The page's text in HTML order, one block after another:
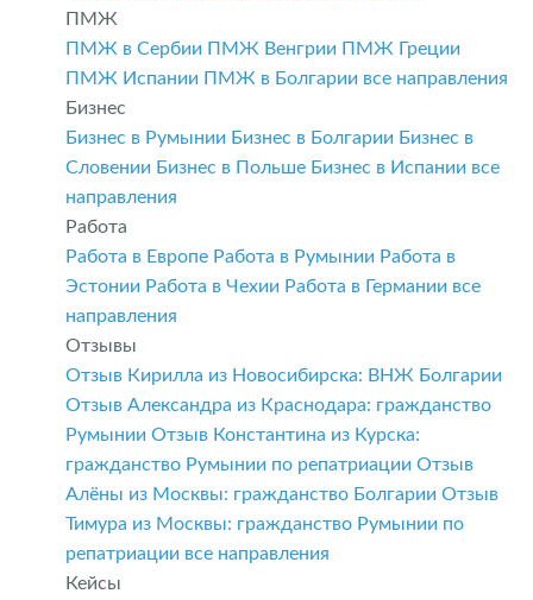
ПМЖ
ПМЖ в Сербии ПМЖ Венгрии ПМЖ Греции
ПМЖ Испании ПМЖ в Болгарии все направления
Бизнес
Бизнес в Румынии Бизнес в Болгарии Бизнес в
Словении Бизнес в Польше Бизнес в Испании все
направления
Работа
Работа в Европе Работа в Румынии Работа в
Эстонии Работа в Чехии Работа в Германии все
направления
Отзывы
Отзыв Кирилла из Новосибирска: ВНЖ Болгарии
Отзыв Александра из Краснодара: гражданство
Румынии Отзыв Константина из Курска:
гражданство Румынии по репатриации Отзыв
Алёны из Москвы: гражданство Болгарии Отзыв
Тимура из Москвы: гражданство Румынии по
репатриации все направления
Кейсы